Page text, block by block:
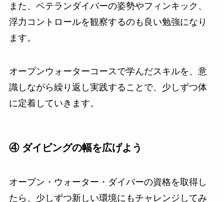
また、ベテランダイバーの姿勢やフィンキック、
浮力コントロールを観察するのも良い勉強になり
ます。
オープンウォーターコースで学んだスキルを、意
識しながら繰り返し実践することで、少しずつ体
に定着していきます。
④ ダイビングの幅を広げよう
オープン・ウォーター・ダイバーの資格を取得し
たら、少しずつ新しい環境にもチャレンジしてみ